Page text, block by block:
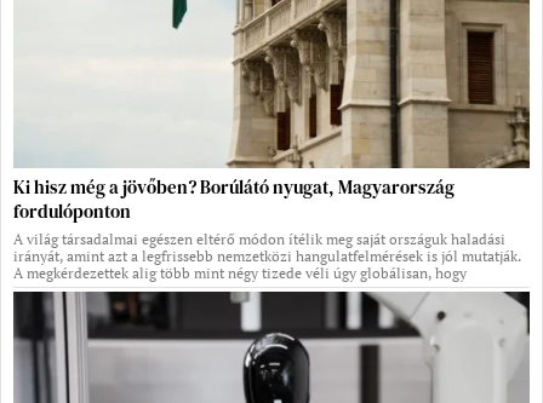
Ki hisz még a jövőben? Borúlátó nyugat, Magyarország
fordulóponton
A világ társadalmai egészen eltérő módon ítélik meg saját országuk haladási
irányát, amint azt a legfrissebb nemzetközi hangulatfelmérések is jól mutatják.
A megkérdezettek alig több mint négy tizede véli úgy globálisan, hogy